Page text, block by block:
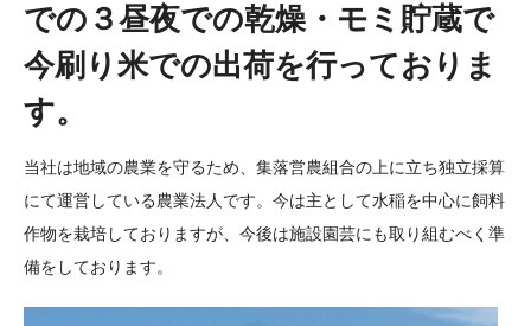
での３昼夜での乾燥・モミ貯蔵で
今刷り米での出荷を行っておりま
す。
当社は地域の農業を守るため、集落営農組合の上に立ち独立採算
にて運営している農業法人です。今は主として水稲を中心に飼料
作物を栽培しておりますが、今後は施設園芸にも取り組むべく準
備をしております。